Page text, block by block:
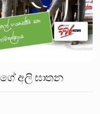
අලි ඝාතන